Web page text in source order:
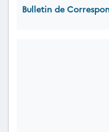
Bulletin de